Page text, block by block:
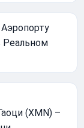
Реальном
(XMN) –